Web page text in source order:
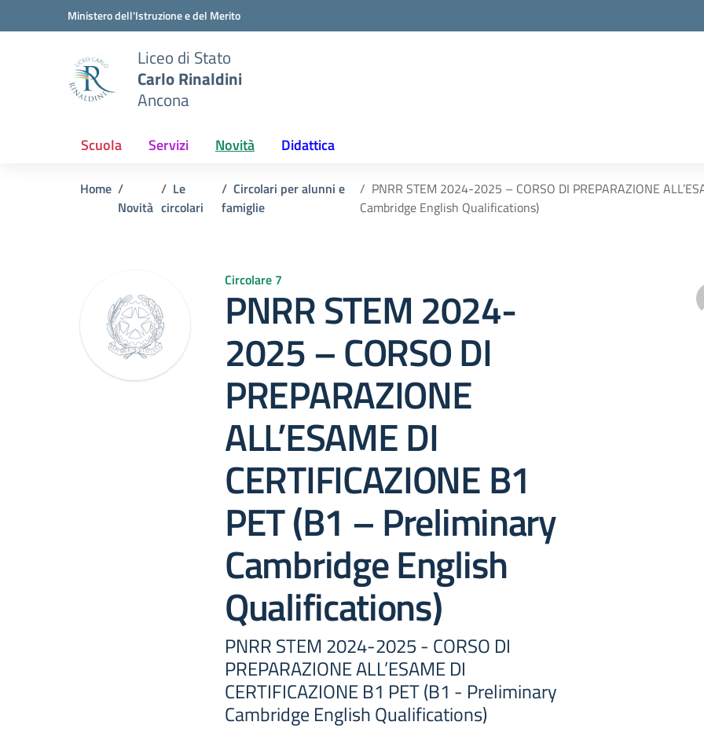
Vai ai contenuti
Vai al menu di navigazioneMinistero dell'Istruzione e del Merito
Liceo di Stato
Carlo Rinaldini
Ancona
Scuola Servizi Novità Didattica
Home
Novità
Le
circolari
Circolari per alunni e
famiglie
PNRR STEM 2024-2025 – CORSO DI PREPARAZIONE
Cambridge English Qualifications)
Circolare 7
PNRR STEM 2024-
2025 – CORSO DI
PREPARAZIONE
ALL’ESAME DI
CERTIFICAZIONE B1
PET (B1 – Preliminary
Cambridge English
Qualifications)
PNRR STEM 2024-2025 - CORSO DI
PREPARAZIONE ALL’ESAME DI
CERTIFICAZIONE B1 PET (B1 - Preliminary
Cambridge English Qualifications)